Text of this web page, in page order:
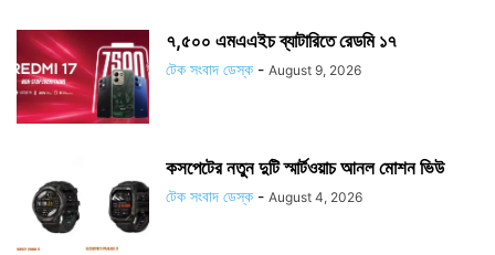
৭,৫০০ এমএএইচ ব্যাটারিতে রেডমি ১৭
টেক সংবাদ ডেস্ক - August 9, 2026
কসপেটের নতুন দুটি স্মার্টওয়াচ আনল মোশন ভিউ
টেক সংবাদ ডেস্ক - August 4, 2026